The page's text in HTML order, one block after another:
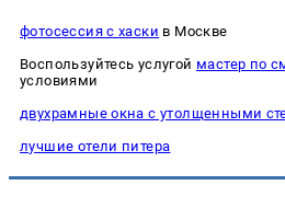
фотосессия с хаски в Москве
Воспользуйтесь услугой мастер по
условиями
двухрамные окна с утолщенными
лучшие отели питера